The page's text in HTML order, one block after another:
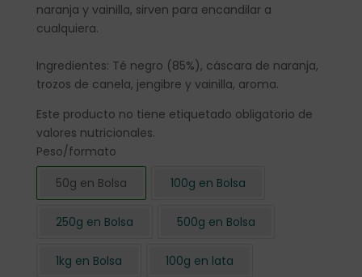
naranja y vainilla, sirven para encandilar a
cualquiera.
Ingredientes: Té negro (85%), cáscara de naranja,
trozos de canela, jengibre y vainilla, aroma.
Este producto no tiene etiquetado obligatorio de
valores nutricionales.
Peso/formato
50g en Bolsa
100g en Bolsa
250g en Bolsa 500g en Bolsa
1kg en Bolsa 100g en lata